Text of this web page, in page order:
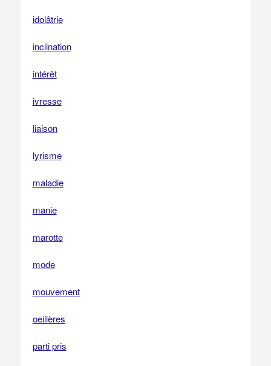
idolâtrie
inclination
intérêt
ivresse
liaison
lyrisme
maladie
manie
marotte
mode
mouvement
oeillères
parti pris